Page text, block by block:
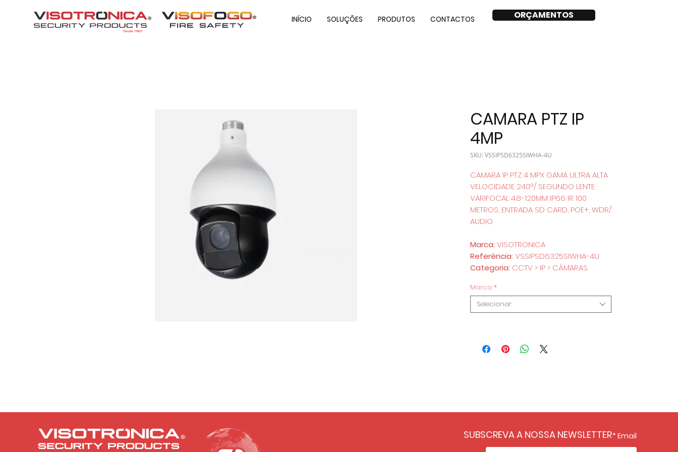
INÍCIO SOLUÇÕES PRODUTOS CONTACTOS ORÇAMENTOS
CAMARA PTZ IP
4MP
SKU: VSSIPSD6325SIWHA-4U
CAMARA IP PTZ 4 MPX GAMA ULTRA ALTA
VELOCIDADE 240ª/ SEGUNDO LENTE
VARIFOCAL 4.8-120MM IP66 IR 100
METROS, ENTRADA SD CARD, POE+, WDR/
AUDIO
Marca: VISOTRONICA
Referência: VSSIPSD6325SIWHA-4U
Categoria: CCTV > IP > CÂMARAS
Marca *
Selecionar
SUBSCREVA A NOSSA NEWSLETTER Email